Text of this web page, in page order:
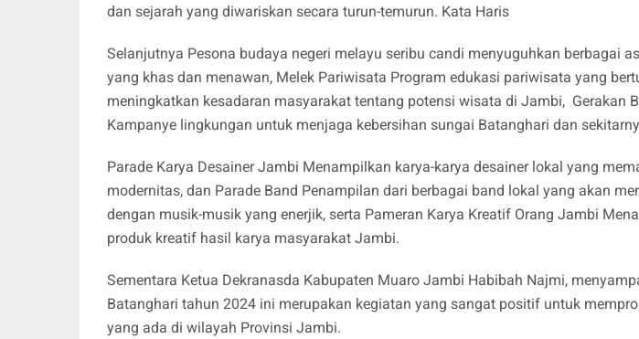
dan sejarah yang diwariskan secara turun-temurun. Kata Haris
Selanjutnya Pesona budaya negeri melayu seribu candi menyuguhkan berbagai
yang khas dan menawan, Melek Pariwisata Program edukasi pariwisata yang
meningkatkan kesadaran masyarakat tentang potensi wisata di Jambi, Gerakan
Kampanye lingkungan untuk menjaga kebersihan sungai Batanghari dan
Parade Karya Desainer Jambi Menampilkan karya-karya desainer lokal yang
modernitas, dan Parade Band Penampilan dari berbagai band lokal yang akan
dengan musik-musik yang enerjik, serta Pameran Karya Kreatif Orang Jambi
produk kreatif hasil karya masyarakat Jambi.
Sementara Ketua Dekranasda Kabupaten Muaro Jambi Habibah Najmi,
Batanghari tahun 2024 ini merupakan kegiatan yang sangat positif untuk
yang ada di wilayah Provinsi Jambi.